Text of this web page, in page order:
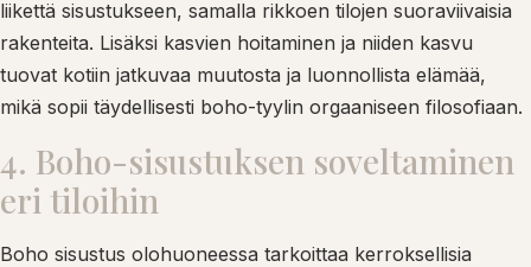
liikettä sisustukseen, samalla rikkoen tilojen suoraviivaisia
rakenteita. Lisäksi kasvien hoitaminen ja niiden kasvu
tuovat kotiin jatkuvaa muutosta ja luonnollista elämää,
mikä sopii täydellisesti boho-tyylin orgaaniseen filosofiaan.
4. Boho-sisustuksen soveltaminen
eri tiloihin
Boho sisustus olohuoneessa tarkoittaa kerroksellisia